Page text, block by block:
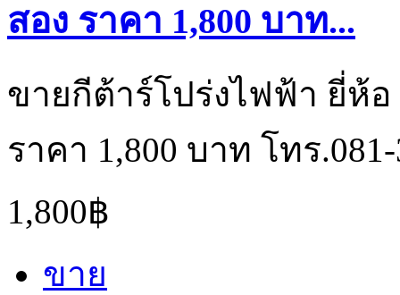
สอง ราคา 1,800 บาท...
ขายกีต้าร์โปร่งไฟฟ้า ยี่ห้อ
ราคา 1,800 บาท โทร.081-
1,800฿
ขาย